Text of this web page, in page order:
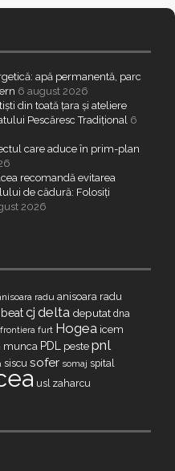
apă permanentă, parc
6 august 2026
din toată țara și ateliere
Pescăresc Tradițional 6
care aduce în prim-plan
recomandă evitarea
de cădură: Folosiți
2026
radu anisoara radu
beatcj delta deputat dna
frontiera furt Hogea icem
munca PDL peste pnl
siscu sofer somaj spital
usl zaharcu